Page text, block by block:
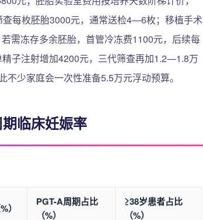
每枚胚胎3000元，通常送检4—6枚；移植手术
需冻存多余胚胎，首管冷冻费1100元，后续每
子注射增加4200元，三代筛查再加1.2—1.8万
少家庭会一次性准备5.5万元浮动预算。
临床妊娠率
）
PGT-A周期占比
（%）
≥38岁患者占比
（%）